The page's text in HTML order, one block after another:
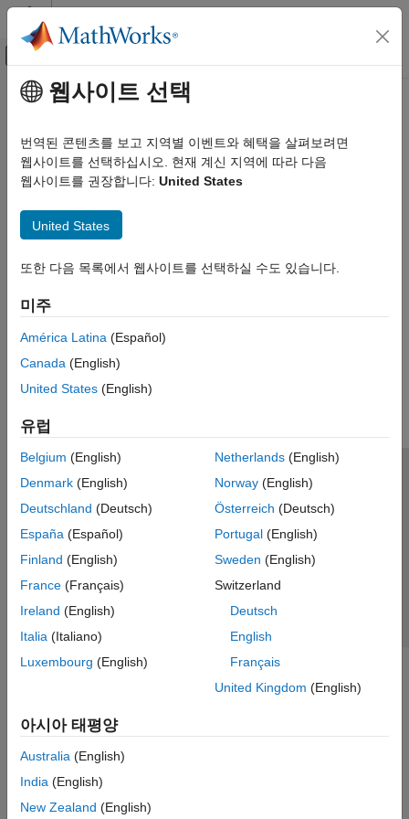
콘텐츠로 바로 가기
오프캔버스 탐색 메뉴 토글
문서 홈
주요 콘텐츠
웹사이트 선택
번역된 콘텐츠를 보고 지역별 이벤트와 혜택을 살펴보려면
웹사이트를 선택하십시오. 현재 계신 지역에 따라 다음
웹사이트를 권장합니다: United States
United States
또한 다음 목록에서 웹사이트를 선택하실 수도 있습니다.
미주
América Latina (Español)
Canada (English)
United States (English)
유럽
Belgium (English)
Denmark (English)
Deutschland (Deutsch)
España (Español)
Finland (English)
France (Français)
Ireland (English)
Italia (Italiano)
Luxembourg (English)
Netherlands(English)
Norway(English)
Österreich (Deutsch)
Portugal(English)
Sweden (English)
Switzerland
Deutsch
English
Français
United Kingdom (English)
아시아 태평양
Australia (English)
India (English)
New Zealand (English)
신뢰 센터 등록 상표 개인정보 취급방침
불법 복제 방지
애플리케이션 상태
© 1994-2026 The MathWorks, Inc.